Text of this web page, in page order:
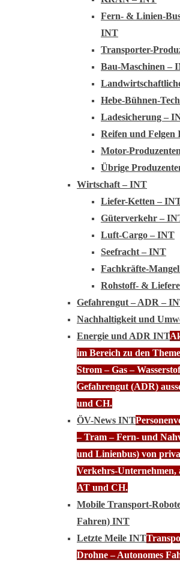
Fern- & Linien-
INT
Transporter-
Bau-Maschinen –
Hebe-Bühnen-
Ladesicherung –
Reifen und Felgen
Motor-
Übrige
Wirtschaft – INT
Liefer-Ketten –
Güterverkehr –
Luft-Cargo – INT
Seefracht – INT
Fachkräfte-
Rohstoff- &
Gefahrengut – ADR –
Nachhaltigkeit und
Energie und ADR INT
im Bereich zu den
Strom – Gas –
Gefahrengut (ADR)
und CH.
ÖV-News INT
– Tram – Fern- und
und Linienbus) von
Verkehrs-Unternehmen,
AT und CH.
Mobile Transport-
Fahren) INT
Letzte Meile INT
Drohne – Autonomes